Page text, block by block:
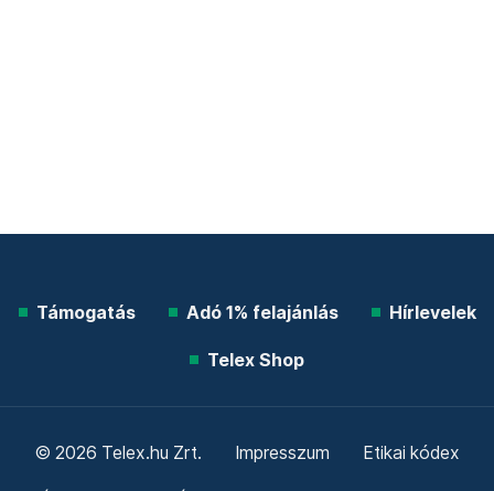
Támogatás Adó 1% felajánlás Hírlevelek
Telex Shop
© 2026 Telex.hu Zrt. Impresszum Etikai kódex